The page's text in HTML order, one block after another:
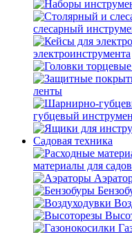
слесарный
электроинструмента
ленты
губцевый
Садовая техника
материалы для